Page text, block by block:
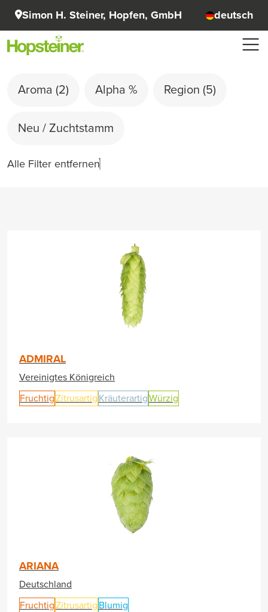
Simon H. Steiner, Hopfen, GmbH deutsch
Aroma (2) Alpha % Region (5)
Neu / Zuchtstamm
Alle Filter entfernen
ADMIRAL
Vereinigtes Königreich
FruchtigZitrusartig KräuterartigWürzig
ARIANA
Deutschland
FruchtigZitrusartig Blumig